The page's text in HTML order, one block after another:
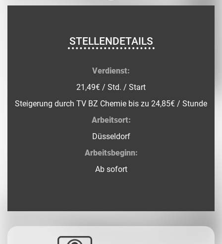
STELLENDETAILS
Verdienst:
21,49€ / Std. / Start
Steigerung durch TV BZ Chemie bis zu 24,85€ / Stunde
Arbeitsort:
Düsseldorf
Arbeitsbeginn:
Ab sofort